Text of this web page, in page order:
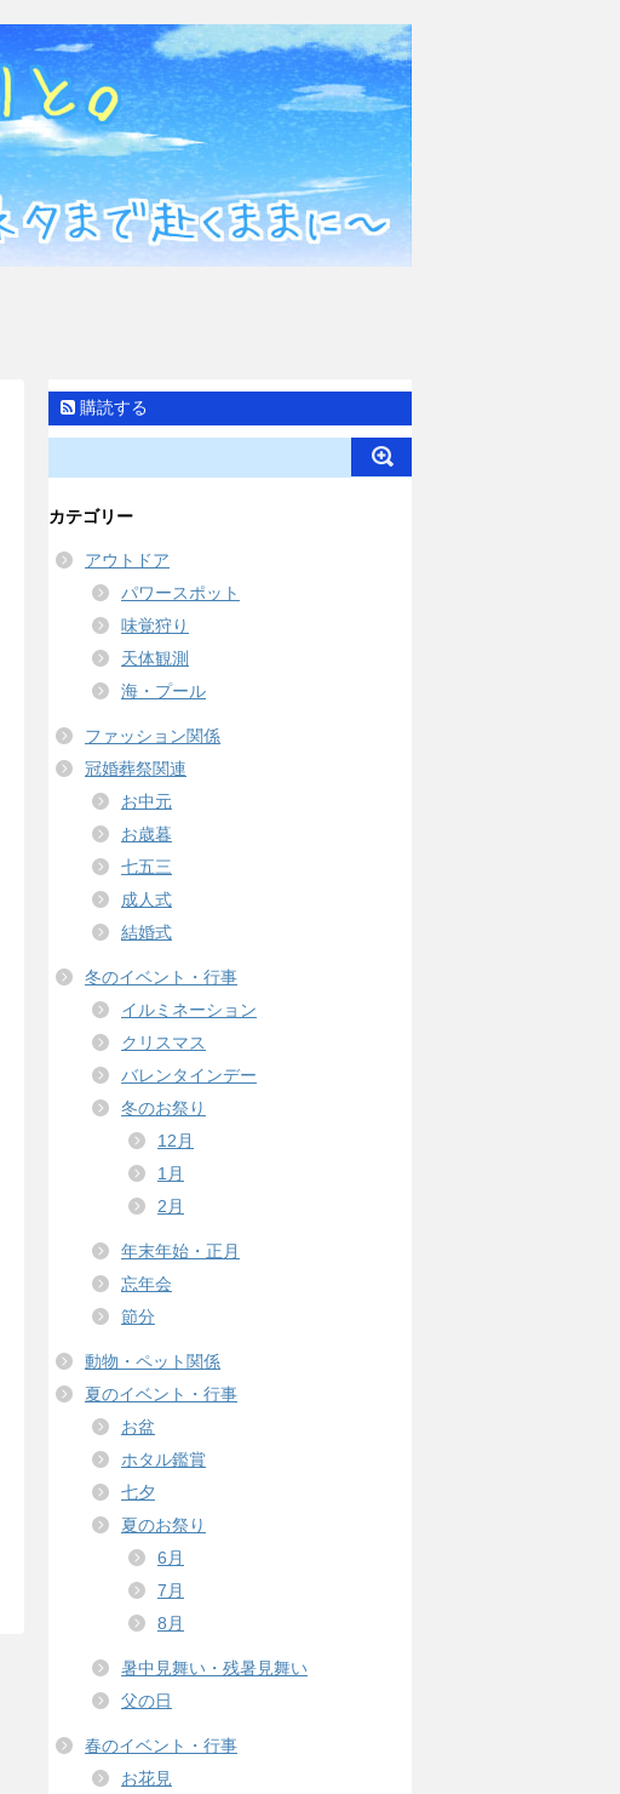
購読する
カテゴリー
アウトドア
パワースポット
味覚狩り
天体観測
海・プール
ファッション関係
冠婚葬祭関連
お中元
お歳暮
七五三
成人式
結婚式
冬のイベント・行事
イルミネーション
クリスマス
バレンタインデー
冬のお祭り
12月
1月
2月
年末年始・正月
忘年会
節分
動物・ペット関係
夏のイベント・行事
お盆
ホタル鑑賞
七夕
夏のお祭り
6月
7月
8月
暑中見舞い・残暑見舞い
父の日
春のイベント・行事
お花見